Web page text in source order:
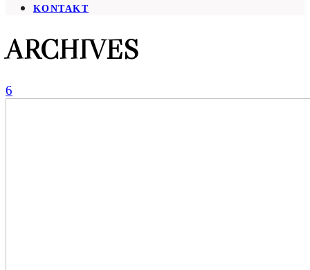
KONTAKT
ARCHIVES
6